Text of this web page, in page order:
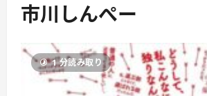
ー
市川しんぺー
1 分読み取り